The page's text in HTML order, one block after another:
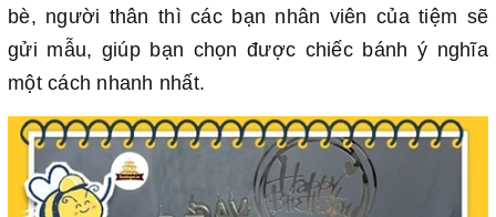
bè, người thân thì các bạn nhân viên của tiệm sẽ
gửi mẫu, giúp bạn chọn được chiếc bánh ý nghĩa
một cách nhanh nhất.